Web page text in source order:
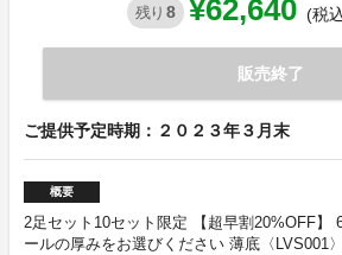
残り 8 ¥62,640 (税
販売終了
ご提供予定時期：２０２３年３月末
概要
2足セット10セット限定 【超早割20%OFF】
ールの厚みをお選びください 薄底〈LVS001